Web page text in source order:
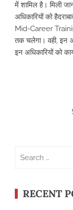
में शामिल है। मिली
अधिकारियों को
Mid-Career
तक चलेगा। वही, इन
इन अधिकारियों को
RECENT